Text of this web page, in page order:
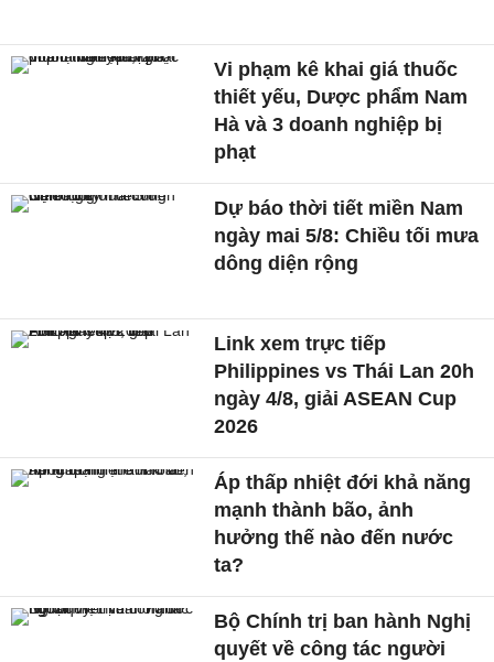
Vi phạm kê khai giá thuốc
thiết yếu, Dược phẩm Nam
Hà và 3 doanh nghiệp bị
phạt
Dự báo thời tiết miền Nam
ngày mai 5/8: Chiều tối mưa
dông diện rộng
Link xem trực tiếp
Philippines vs Thái Lan 20h
ngày 4/8, giải ASEAN Cup
2026
Áp thấp nhiệt đới khả năng
mạnh thành bão, ảnh
hưởng thế nào đến nước
ta?
Bộ Chính trị ban hành Nghị
quyết về công tác người